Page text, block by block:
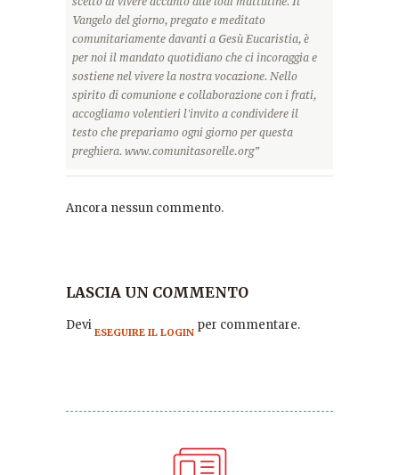
Vangelo del giorno, pregato e meditato
comunitariamente davanti a Gesù Eucaristia, è
per noi il mandato quotidiano che ci incoraggia e
sostiene nel vivere la nostra vocazione. Nello
spirito di comunione e collaborazione con i frati,
accogliamo volentieri l'invito a condividere il
testo che prepariamo ogni giorno per questa
preghiera. www.comunitasorelle.org”
Ancora nessun commento.
LASCIA UN COMMENTO
Devi ESEGUIRE IL LOGIN per commentare.